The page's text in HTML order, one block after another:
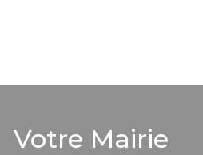
Votre Mairie